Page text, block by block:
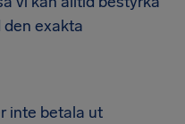
exakta
inte betala ut